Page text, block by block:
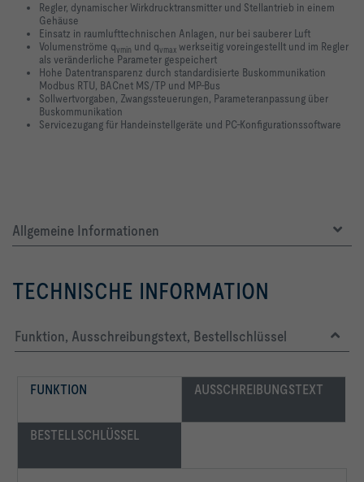
Regler, dynamischer Wirkdrucktransmitter und Stellantrieb in einem
Gehäuse
Einsatz in raumlufttechnischen Anlagen, nur bei sauberer Luft
Volumenströme qvmin und qvmax werkseitig voreingestellt und im Regler
als veränderliche Parameter gespeichert
Hohe Datentransparenz durch standardisierte Buskommunikation
Modbus RTU, BACnet MS/TP und MP-Bus
Sollwertvorgaben, Zwangssteuerungen, Parameteranpassung über
Buskommunikation
Servicezugang für Handeinstellgeräte und PC-Konfigurationssoftware
Allgemeine Informationen
TECHNISCHE INFORMATION
Funktion, Ausschreibungstext, Bestellschlüssel
FUNKTION AUSSCHREIBUNGSTEXT
BESTELLSCHLÜSSEL